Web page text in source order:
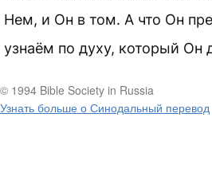
Нем, и Он в том. А что Он
узнаём по духу, который Он
© 1994 Bible Society in Russia
Узнать больше о Синодальный перевод